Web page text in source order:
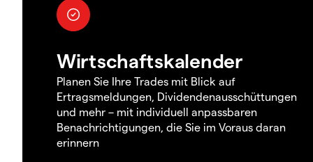
Wirtschaftskalender
Planen Sie Ihre Trades mit Blick auf
Ertragsmeldungen, Dividendenausschüttungen
und mehr – mit individuell anpassbaren
Benachrichtigungen, die Sie im Voraus daran
erinnern